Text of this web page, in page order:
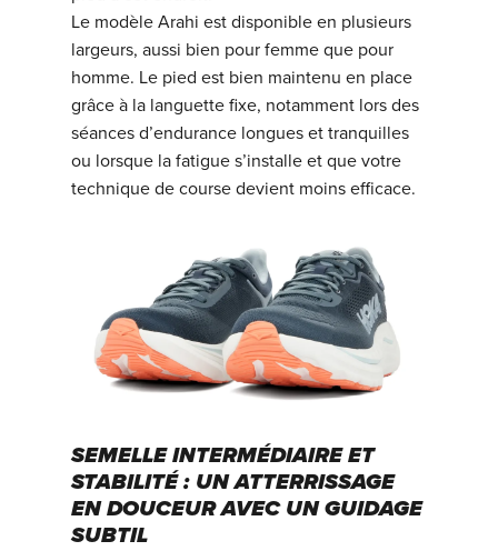
Le modèle Arahi est disponible en plusieurs
largeurs, aussi bien pour femme que pour
homme. Le pied est bien maintenu en place
grâce à la languette fixe, notamment lors des
séances d’endurance longues et tranquilles
ou lorsque la fatigue s’installe et que votre
technique de course devient moins efficace.
SEMELLE INTERMÉDIAIRE ET
STABILITÉ : UN ATTERRISSAGE
EN DOUCEUR AVEC UN GUIDAGE
SUBTIL